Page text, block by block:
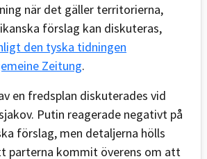
när det gäller territorierna,
förslag kan diskuteras,
den tyska tidningen
Zeitung.
en fredsplan diskuterades vid
Putin reagerade negativt på
förslag, men detaljerna hölls
parterna kommit överens om att